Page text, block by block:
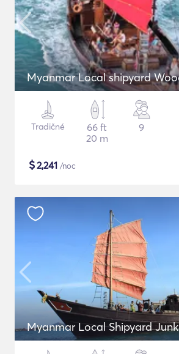
Myanmar Local shipyard
Tradičné
66 ft
20 m
9
$2,241 /noc
Myanmar Local Shipyard